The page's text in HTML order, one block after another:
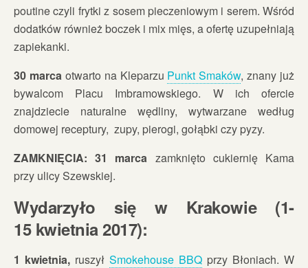
poutine czyli frytki z sosem pieczeniowym i serem. Wśród
dodatków również boczek i mix mięs, a ofertę uzupełniają
zapiekanki.
30 marca otwarto na Kleparzu Punkt Smaków, znany już
bywalcom Placu Imbramowskiego. W ich ofercie
znajdziecie naturalne wędliny, wytwarzane według
domowej receptury, zupy, pierogi, gołąbki czy pyzy.
ZAMKNIĘCIA: 31 marca zamknięto cukiernię Kama
przy ulicy Szewskiej.
Wydarzyło się w Krakowie (1-
15 kwietnia 2017):
1 kwietnia, ruszył Smokehouse BBQ przy Błoniach. W